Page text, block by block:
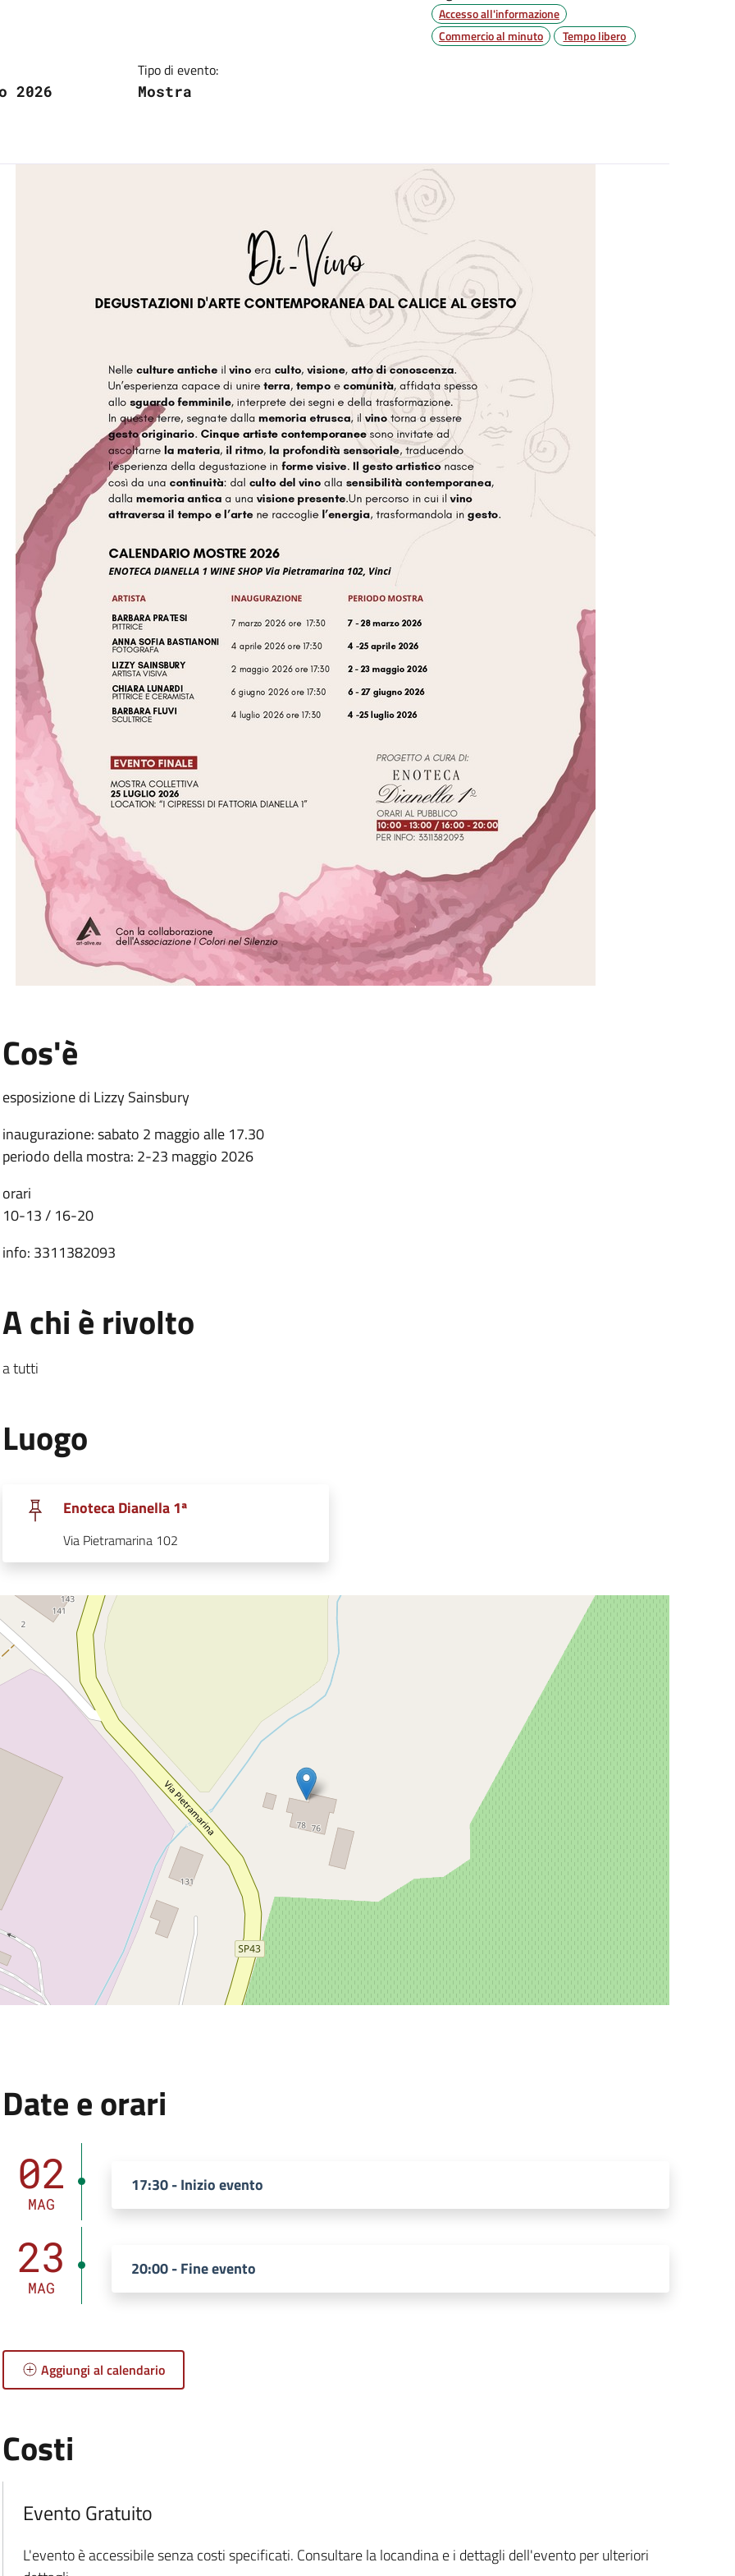
2026
Tipo di evento:
Mostra
Accesso all'informazione
Commercio al minuto
Tempo libero
Cos'è:
esposizione di Lizzy Sainsbury
inaugurazione: sabato 2 maggio alle 17.30
periodo della mostra: 2-23 maggio 2026
orari
10-13 / 16-20
info: 3311382093
A chi è rivolto:
a tutti
Luogo:
Enoteca Dianella 1ª.
Via Pietramarina 102.
Date e orari
Dal 02 Maggio 2026 al 23 Maggio 2026.
02
MAG
17:30 - Inizio evento
23
MAG
20:00 - Fine evento
Aggiungi al calendario
Costi
Evento Gratuito:
L'evento è accessibile senza costi specificati. Consultare la locandina e i dettagli dell'evento per ulteriori